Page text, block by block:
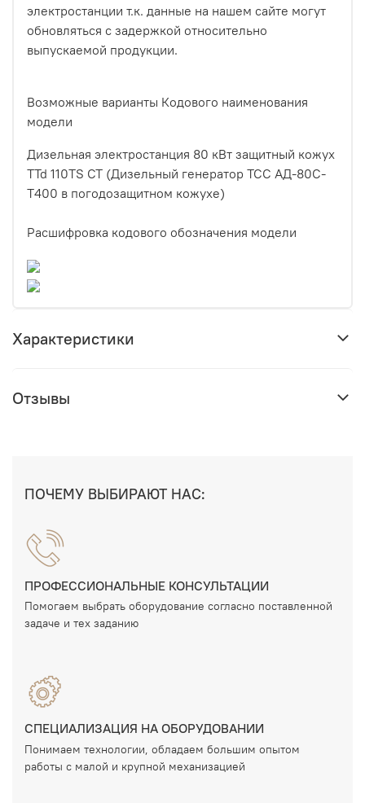
электростанции т.к. данные на нашем сайте могут
обновляться с задержкой относительно
выпускаемой продукции.
Возможные варианты Кодового наименования
модели
Дизельная электростанция 80 кВт защитный кожух
TTd 110TS CT (Дизельный генератор ТСС АД-80С-
Т400 в погодозащитном кожухе)
Расшифровка кодового обозначения модели
Характеристики
Отзывы
ПОЧЕМУ ВЫБИРАЮТ НАС:
ПРОФЕССИОНАЛЬНЫЕ КОНСУЛЬТАЦИИ
Помогаем выбрать оборудование согласно поставленной
задаче и тех заданию
СПЕЦИАЛИЗАЦИЯ НА ОБОРУДОВАНИИ
Понимаем технологии, обладаем большим опытом
работы с малой и крупной механизацией